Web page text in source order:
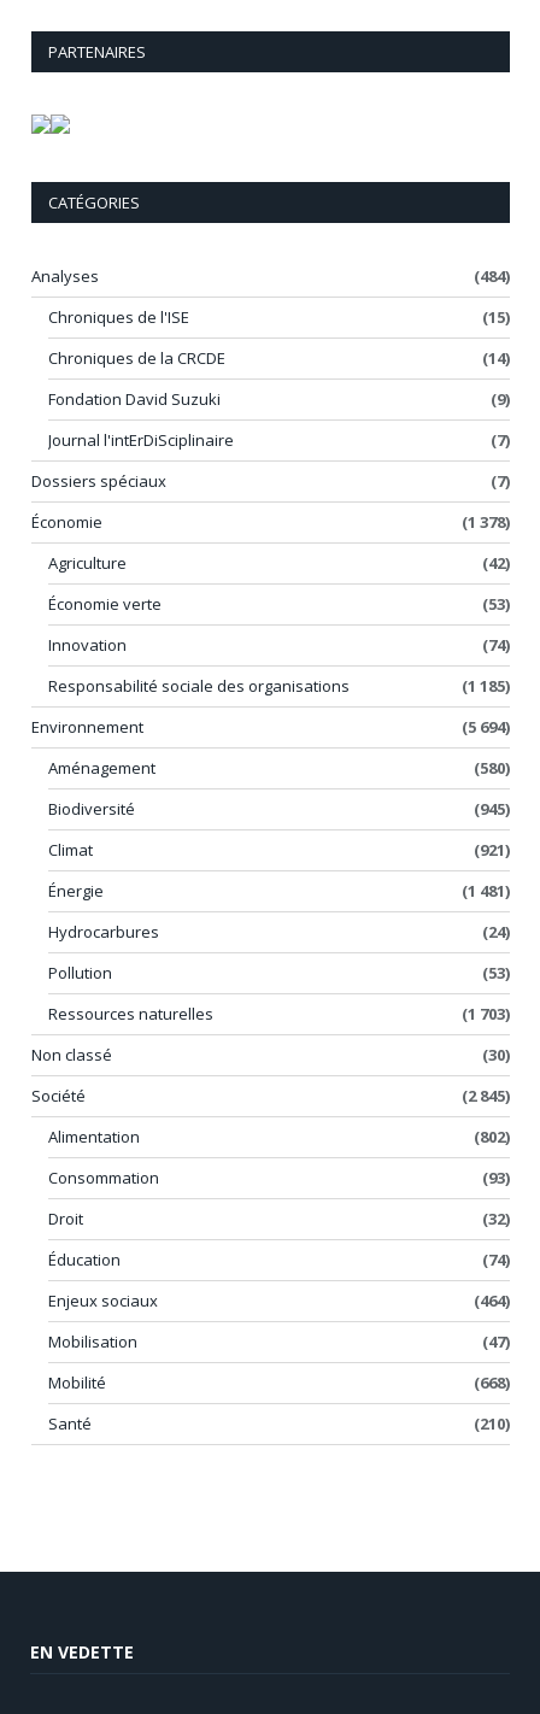
PARTENAIRES
CATÉGORIES
Analyses
(484)
Chroniques de l'ISE
(15)
Chroniques de la CRCDE
(14)
Fondation David Suzuki
(9)
Journal l'intErDiSciplinaire
(7)
Dossiers spéciaux
(7)
Économie
(1 378)
Agriculture
(42)
Économie verte
(53)
Innovation
(74)
Responsabilité sociale des organisations
(1 185)
Environnement
(5 694)
Aménagement
(580)
Biodiversité
(945)
Climat
(921)
Énergie
(1 481)
Hydrocarbures
(24)
Pollution
(53)
Ressources naturelles
(1 703)
Non classé
(30)
Société
(2 845)
Alimentation
(802)
Consommation
(93)
Droit
(32)
Éducation
(74)
Enjeux sociaux
(464)
Mobilisation
(47)
Mobilité
(668)
Santé
(210)
EN VEDETTE